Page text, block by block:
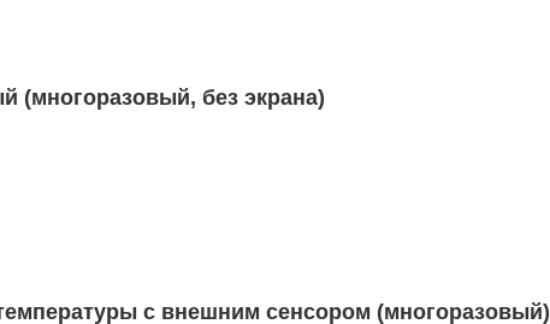
(многоразовый, без экрана)
мониторинга Iplug температуры с внешним сенсором (многоразовый)